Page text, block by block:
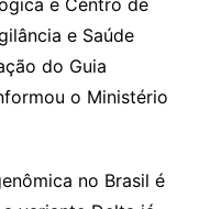
e Centro de
e Saúde
do Guia
o Ministério
no Brasil é